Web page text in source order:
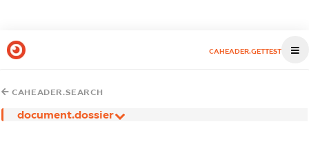
CAHEADER.GETTEST
CAHEADER.SEARCH
document.dossier